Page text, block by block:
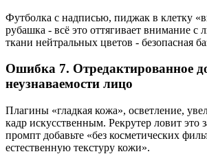
Футболка с надписью, пиджак в клетку
рубашка - всё это оттягивает внимание
ткани нейтральных цветов - безопасная
Ошибка 7. Отредактированное
неузнаваемости лицо
Плагины «гладкая кожа», осветление,
кадр искусственным. Рекрутер ловит это
промпт добавьте «без косметических
естественную текстуру кожи».